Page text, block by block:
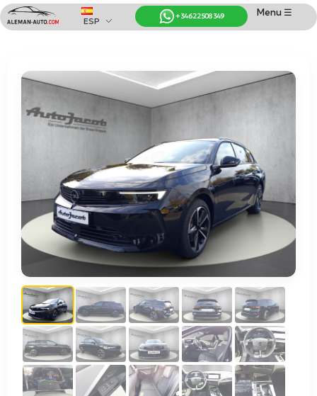
Coches de Alemania
Importación de Coches de Alemania
Menu ☰
+34 622 508 349
ESP